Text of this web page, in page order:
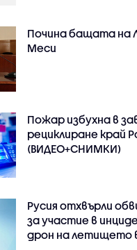
Почина бащата на
Меси
Пожар избухна в
рециклиране край
(ВИДЕО+СНИМКИ)
Русия отхвърли
за участие в
дрон на летището